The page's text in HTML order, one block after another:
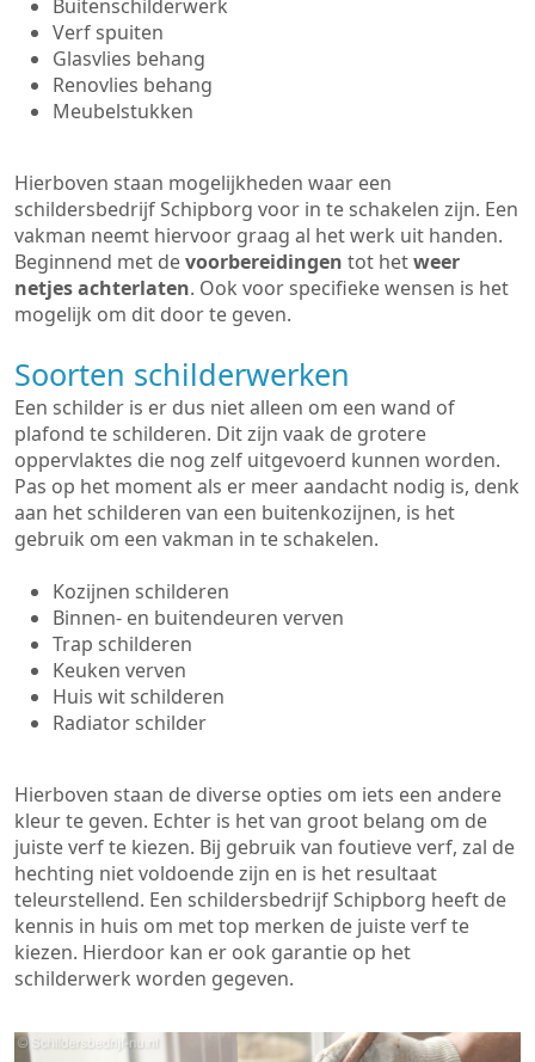
Buitenschilderwerk
Verf spuiten
Glasvlies behang
Renovlies behang
Meubelstukken
Hierboven staan mogelijkheden waar een
schildersbedrijf Schipborg voor in te schakelen zijn. Een
vakman neemt hiervoor graag al het werk uit handen.
Beginnend met devoorbereidingen tot hetweer
netjes achterlaten. Ook voor specifieke wensen is het
mogelijk om dit door te geven.
Soorten schilderwerken
Een schilder is er dus niet alleen om een wand of
plafond te schilderen. Dit zijn vaak de grotere
oppervlaktes die nog zelf uitgevoerd kunnen worden.
Pas op het moment als er meer aandacht nodig is, denk
aan het schilderen van een buitenkozijnen, is het
gebruik om een vakman in te schakelen.
Kozijnen schilderen
Binnen- en buitendeuren verven
Trap schilderen
Keuken verven
Huis wit schilderen
Radiator schilder
Hierboven staan de diverse opties om iets een andere
kleur te geven. Echter is het van groot belang om de
juiste verf te kiezen. Bij gebruik van foutieve verf, zal de
hechting niet voldoende zijn en is het resultaat
teleurstellend. Een schildersbedrijf Schipborg heeft de
kennis in huis om met top merken de juiste verf te
kiezen. Hierdoor kan er ook garantie op het
schilderwerk worden gegeven.